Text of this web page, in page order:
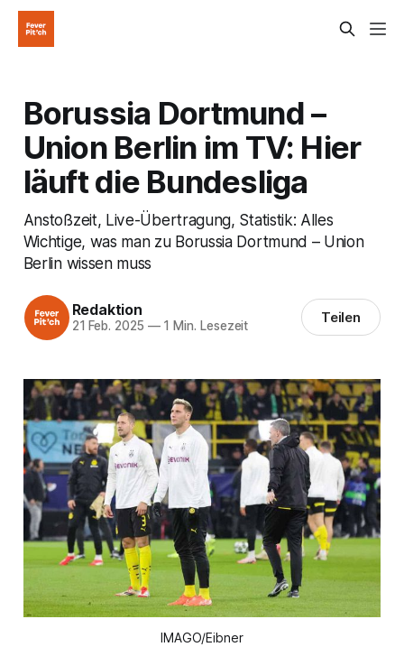
Borussia Dortmund –
Union Berlin im TV: Hier
läuft die Bundesliga
Anstoßzeit, Live-Übertragung, Statistik: Alles
Wichtige, was man zu Borussia Dortmund – Union
Berlin wissen muss
Redaktion
21 Feb. 2025 —1 Min. Lesezeit Teilen
IMAGO/Eibner